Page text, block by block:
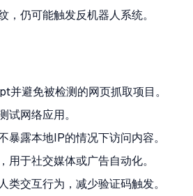
，仍可能触发反机器人系统。
并避免被检测的网页抓取项目。
试网络应用。
暴露本地IP的情况下访问内容。
用于社交媒体或广告自动化。
类交互行为，减少验证码触发。